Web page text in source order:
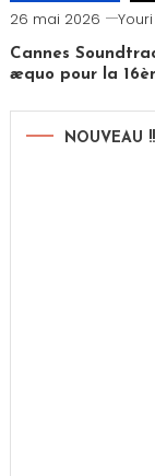
26 mai 2026
Cannes
æquo pour la
NOUVEAU